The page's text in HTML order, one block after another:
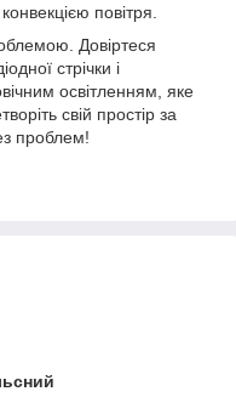
повітря.
Довіртеся
стрічки і
освітленням, яке
свій простір за
проблем!